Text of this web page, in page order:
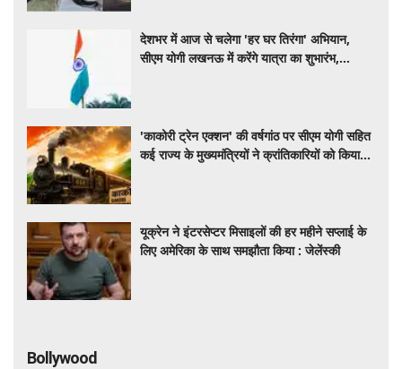
देशभर में आज से चलेगा 'हर घर तिरंगा' अभियान,
सीएम योगी लखनऊ में करेंगे यात्रा का शुभारंभ,
'काकोरी ट्रेन एक्शन' की वर्षगांठ पर सीएम योगी सहित
कई राज्य के मुख्यमंत्रियों ने क्रांतिकारियों को किया
यूक्रेन ने इंटरसेप्टर मिसाइलों की हर महीने सप्लाई के
लिए अमेरिका के साथ समझौता किया : जेलेंस्की
Bollywood